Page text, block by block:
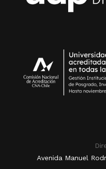
Avenida Manuel